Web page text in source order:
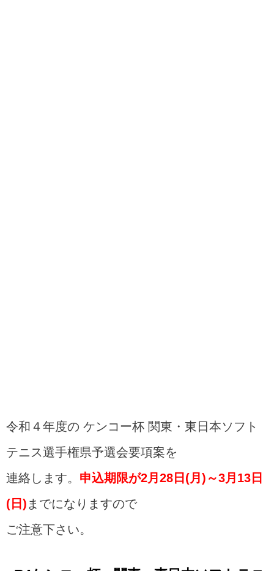
令和４年度の ケンコー杯 関東・東日本ソフト
テニス選手権県予選会要項案を
連絡します。 申込期限が2月28日(月)～3月13日
(日) までになりますので
ご注意下さい。